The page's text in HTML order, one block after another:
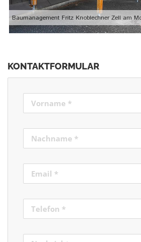
Baumanagement Fritz Knoblechner
KONTAKTFORMULAR